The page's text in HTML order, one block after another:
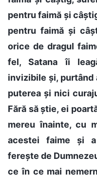
pentru faimă și
pentru faimă și
orice de dragul
fel, Satana îi
invizibile și, purtând
puterea și nici
Fără să știe, ei
mereu înainte, cu
acestei faime și
ferește de
ce în ce mai